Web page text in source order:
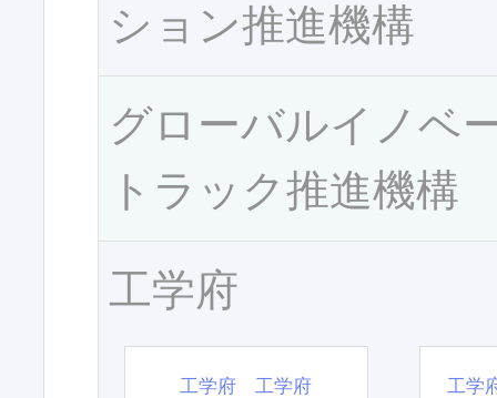
ション推進機構
グローバルイノベ
トラック推進機構
工学府
工学府 工学府 工学